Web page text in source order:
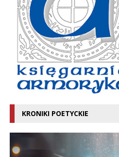
KRONIKI POETYCKIE